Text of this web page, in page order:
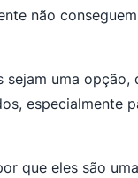
não
sejam uma
especialmente
que eles são